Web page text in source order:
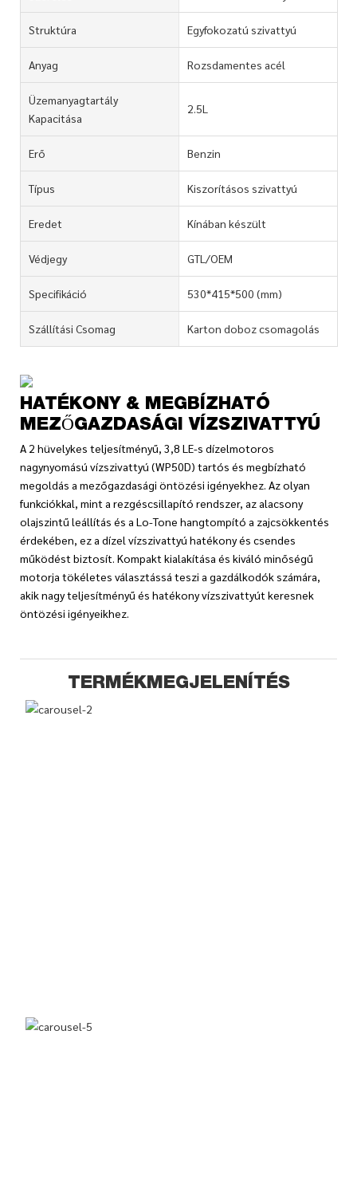
Struktúra Egyfokozatú szivattyú
Anyag Rozsdamentes acél
Üzemanyagtartály
Kapacitása
2.5L
Erő Benzin
Típus Kiszorításos szivattyú
Eredet Kínában készült
Védjegy GTL/OEM
Specifikáció 530*415*500 (mm)
Szállítási Csomag Karton doboz csomagolás
HATÉKONY & MEGBÍZHATÓ
MEZŐGAZDASÁGI VÍZSZIVATTYÚ
A 2 hüvelykes teljesítményű, 3,8 LE-s dízelmotoros
nagynyomású vízszivattyú (WP50D) tartós és megbízható
megoldás a mezőgazdasági öntözési igényekhez. Az olyan
funkciókkal, mint a rezgéscsillapító rendszer, az alacsony
olajszintű leállítás és a Lo-Tone hangtompító a zajcsökkentés
érdekében, ez a dízel vízszivattyú hatékony és csendes
működést biztosít. Kompakt kialakítása és kiváló minőségű
motorja tökéletes választássá teszi a gazdálkodók számára,
akik nagy teljesítményű és hatékony vízszivattyút keresnek
öntözési igényeikhez.
TERMÉKMEGJELENÍTÉS